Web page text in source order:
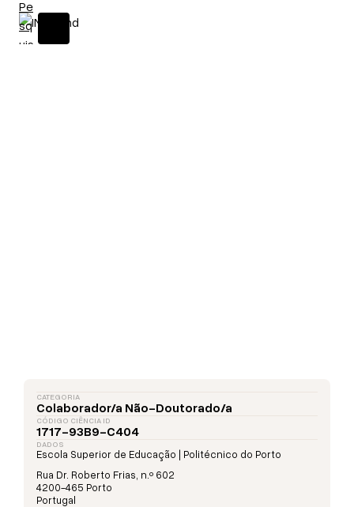
CATEGORIA
Colaborador/a Não-Doutorado/a
CÓDIGO CIÊNCIA ID
1717-93B9-C404
DADOS
Escola Superior de Educação | Politécnico do Porto
Rua Dr. Roberto Frias, n.º 602
4200-465 Porto
Portugal